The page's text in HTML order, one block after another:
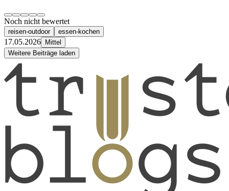
Noch nicht bewertet
reisen-outdoor essen-kochen
17.05.2026
Mittel
Weitere Beiträge laden